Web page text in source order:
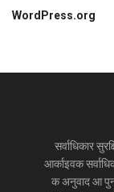
WordPress.org
सर्वाधिकार
आर्काइवक
क अनुवाद आ